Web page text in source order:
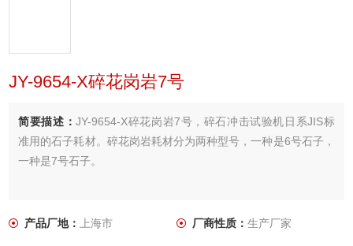
JY-9654-X碎花岗岩7号
简要描述：JY-9654-X碎花岗岩7号，碎石冲击试验机日系JIS标
准用的石子耗材。碎花岗岩耗材分为两种型号，一种是6号石子，
一种是7号石子。
产品厂地：上海市 厂商性质： 生产厂家